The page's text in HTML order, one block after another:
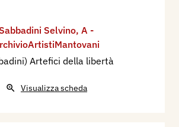
Selvino, A -
Artefici della libertà
Visualizza scheda